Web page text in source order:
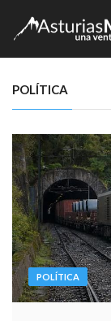
POLÍTICA
POLÍTICA